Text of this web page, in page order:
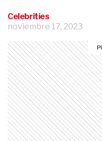
Celebrities
noviembre 17, 2023